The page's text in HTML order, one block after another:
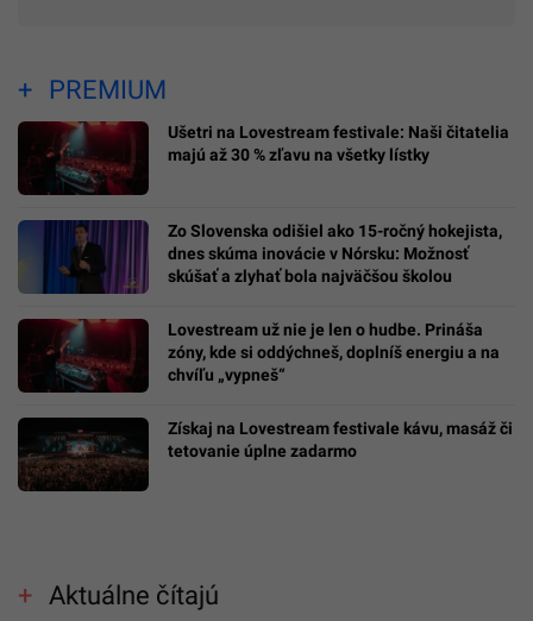
PREMIUM
Ušetri na Lovestream festivale: Naši čitatelia
majú až 30 % zľavu na všetky lístky
Zo Slovenska odišiel ako 15-ročný hokejista,
dnes skúma inovácie v Nórsku: Možnosť
skúšať a zlyhať bola najväčšou školou
Lovestream už nie je len o hudbe. Prináša
zóny, kde si oddýchneš, doplníš energiu a na
chvíľu „vypneš“
Získaj na Lovestream festivale kávu, masáž či
tetovanie úplne zadarmo
Aktuálne čítajú